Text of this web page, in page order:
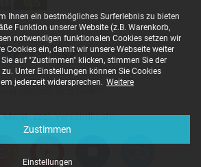
Ihnen ein bestmögliches Surferlebnis zu bieten
Funktion unserer Website (z.B. Warenkorb,
notwendigen funktionalen Cookies setzen wir
Cookies ein, damit wir unsere Webseite weiter
auf "Zustimmen" klicken, stimmen Sie der
Unter Einstellungen können Sie Cookies
jederzeit widersprechen. Weitere
Zustimmen
Einstellungen
MwSt. zzgl. Versandkosten